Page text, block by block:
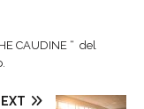
CAUDINE “ del